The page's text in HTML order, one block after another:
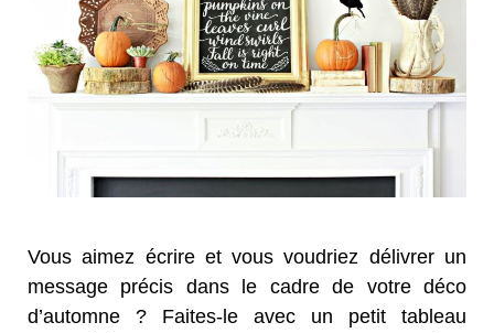
Vous aimez écrire et vous voudriez délivrer un
message précis dans le cadre de votre déco
d’automne ? Faites-le avec un petit tableau